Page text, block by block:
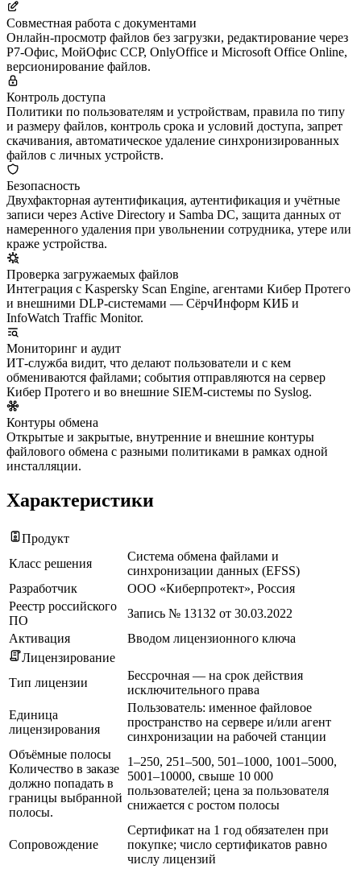
Совместная работа с документами
Онлайн-просмотр файлов без загрузки, редактирование через
Р7-Офис, МойОфис ССР, OnlyOffice и Microsoft Office Online,
версионирование файлов.
Контроль доступа
Политики по пользователям и устройствам, правила по типу
и размеру файлов, контроль срока и условий доступа, запрет
скачивания, автоматическое удаление синхронизированных
файлов с личных устройств.
Безопасность
Двухфакторная аутентификация, аутентификация и учётные
записи через Active Directory и Samba DC, защита данных от
намеренного удаления при увольнении сотрудника, утере или
краже устройства.
Проверка загружаемых файлов
Интеграция с Kaspersky Scan Engine, агентами Кибер Протего
и внешними DLP-системами — СёрчИнформ КИБ и
InfoWatch Traffic Monitor.
Мониторинг и аудит
ИТ-служба видит, что делают пользователи и с кем
обмениваются файлами; события отправляются на сервер
Кибер Протего и во внешние SIEM-системы по Syslog.
Контуры обмена
Открытые и закрытые, внутренние и внешние контуры
файлового обмена с разными политиками в рамках одной
инсталляции.
Характеристики
Продукт
Класс решения
Система обмена файлами и
синхронизации данных (EFSS)
Разработчик
ООО «Киберпротект», Россия
Реестр российского
ПО
Запись № 13132 от 30.03.2022
Активация
Вводом лицензионного ключа
Лицензирование
Тип лицензии
Бессрочная — на срок действия
исключительного права
Единица
лицензирования
Пользователь: именное файловое
пространство на сервере и/или агент
синхронизации на рабочей станции
Объёмные полосы
Количество в заказе
должно попадать в
границы выбранной
полосы.
1–250, 251–500, 501–1000, 1001–5000,
5001–10000, свыше 10 000
пользователей; цена за пользователя
снижается с ростом полосы
Сопровождение
Сертификат на 1 год обязателен при
покупке; число сертификатов равно
числу лицензий